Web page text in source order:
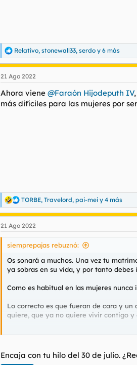
R
e
a
c
i
o
Relativo, stonewall33, serdo y 6 más
21 Ago 2022
Ahora viene @Faraón Hijodeputh IV
más difíciles para las mujeres por
R
e
c
c
n
e
TORBE, Travelord, pai-mei y 4 más
21 Ago 2022
siemprepajas rebuznó:
Os sonará a muchos. Una vez tu
ya sobras en su vida, y por tanto debes
Como es habitual en las mujeres
Lo correcto es que fueran de cara y un
quiere, que ya no quiere vivir contigo y
No, no será así, sino de la manera
Comenzará a comportarse de manera
fuertes, por lo que la tensión la
Encaja con tu hilo del 30 de julio.